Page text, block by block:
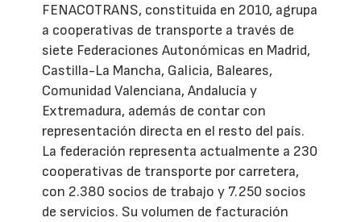
FENACOTRANS, constituida en 2010, agrupa
a cooperativas de transporte a través de
siete Federaciones Autonómicas en Madrid,
Castilla-La Mancha, Galicia, Baleares,
Comunidad Valenciana, Andalucía y
Extremadura, además de contar con
representación directa en el resto del país.
La federación representa actualmente a 230
cooperativas de transporte por carretera,
con 2.380 socios de trabajo y 7.250 socios
de servicios. Su volumen de facturación